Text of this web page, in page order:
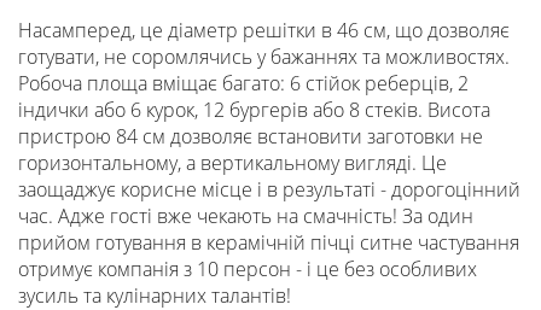
Насамперед, це діаметр решітки в 46 см, що дозволяє
готувати, не соромлячись у бажаннях та можливостях.
Робоча площа вміщає багато: 6 стійок реберців, 2
індички або 6 курок, 12 бургерів або 8 стеків. Висота
пристрою 84 см дозволяє встановити заготовки не
горизонтальному, а вертикальному вигляді. Це
заощаджує корисне місце і в результаті - дорогоцінний
час. Адже гості вже чекають на смачність! За один
прийом готування в керамічній пічці ситне частування
отримує компанія з 10 персон - і це без особливих
зусиль та кулінарних талантів!